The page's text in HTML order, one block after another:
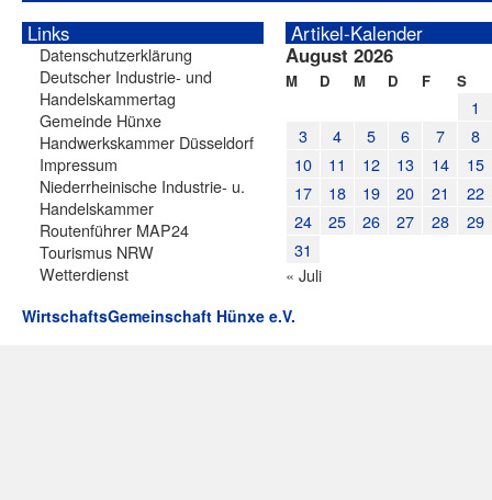
Links
Datenschutzerklärung
Deutscher Industrie- und
Handelskammertag
Gemeinde Hünxe
Handwerkskammer Düsseldorf
Impressum
Niederrheinische Industrie- u.
Handelskammer
Routenführer MAP24
Tourismus NRW
Wetterdienst
Artikel-Kalender
August 2026
M D M D F S
1
3
4 5 6 7
8
10
11 12 13 14
15
17
18 19 20 21
22
24
25 26 27 28
29
31
« Juli
WirtschaftsGemeinschaft Hünxe e.V.